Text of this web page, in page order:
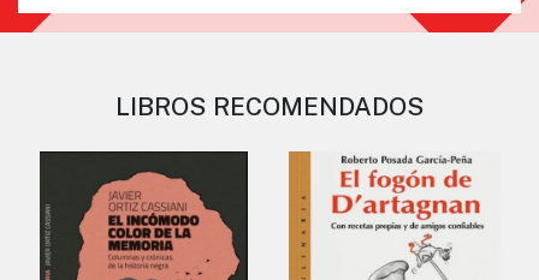
LIBROS RECOMENDADOS